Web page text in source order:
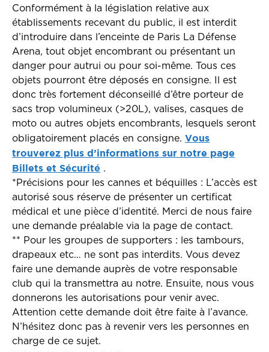
Conformément à la législation relative aux
établissements recevant du public, il est interdit
d’introduire dans l’enceinte de Paris La Défense
Arena, tout objet encombrant ou présentant un
danger pour autrui ou pour soi-même. Tous ces
objets pourront être déposés en consigne. Il est
donc très fortement déconseillé d’être porteur de
sacs trop volumineux (>20L), valises, casques de
moto ou autres objets encombrants, lesquels seront
obligatoirement placés en consigne. Vous
trouverez plus d’informations sur notre page
Billets et Sécurité .
*Précisions pour les cannes et béquilles : L’accès est
autorisé sous réserve de présenter un certificat
médical et une pièce d’identité. Merci de nous faire
une demande préalable via la page de contact.
** Pour les groupes de supporters : les tambours,
drapeaux etc… ne sont pas interdits. Vous devez
faire une demande auprès de votre responsable
club qui la transmettra au notre. Ensuite, nous vous
donnerons les autorisations pour venir avec.
Attention cette demande doit être faite à l’avance.
N’hésitez donc pas à revenir vers les personnes en
charge de ce sujet.